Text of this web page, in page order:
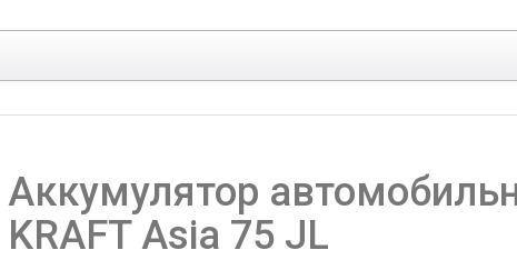
Аккумулятор
KRAFT Asia 75 JL